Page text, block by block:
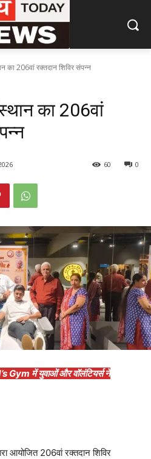
का 206वां रक्तदान शिविर संपन्न
का 206वां
0
60
Gym में युवाओं और वॉलंटियर्स ने
आयोजित 206वां रक्तदान शिविर